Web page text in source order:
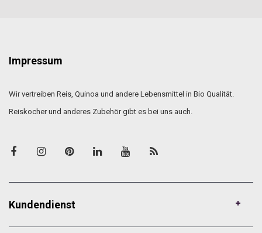
Impressum
Wir vertreiben Reis, Quinoa und andere Lebensmittel in Bio Qualität.
Reiskocher und anderes Zubehör gibt es bei uns auch.
Kundendienst